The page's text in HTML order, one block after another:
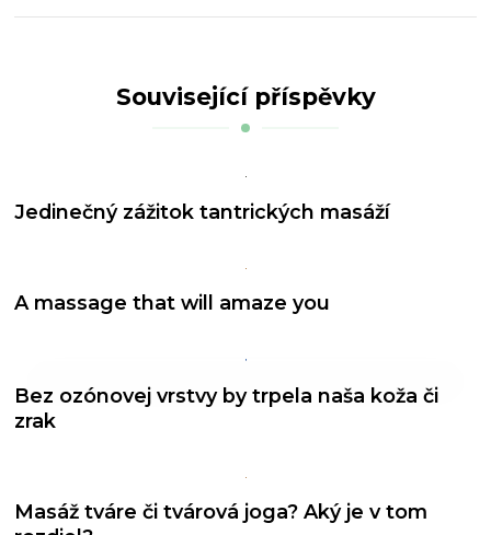
Související příspěvky
Jedinečný zážitok tantrických masáží
A massage that will amaze you
Bez ozónovej vrstvy by trpela naša koža či
zrak
Masáž tváre či tvárová joga? Aký je v tom